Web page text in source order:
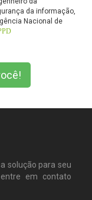
da informação,
Nacional de
solução para seu
em contato